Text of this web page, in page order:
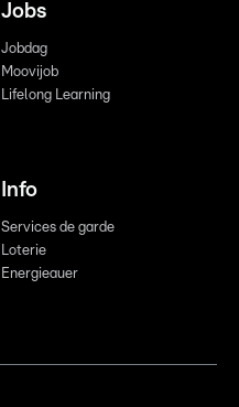
Jobs
Jobdag
Moovijob
Lifelong Learning
Info
Services de garde
Loterie
Energieauer